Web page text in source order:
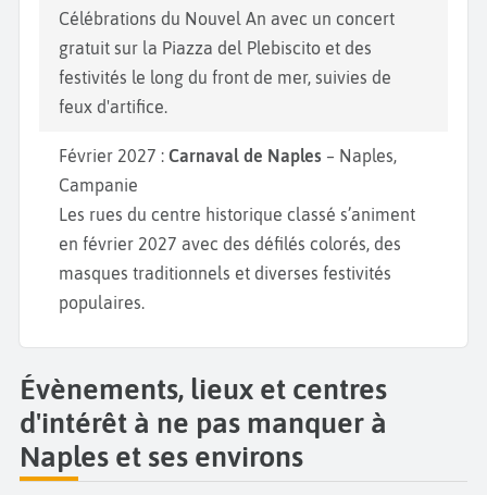
Célébrations du Nouvel An avec un concert
gratuit sur la Piazza del Plebiscito et des
festivités le long du front de mer, suivies de
feux d'artifice.
Février 2027 : Carnaval de Naples – Naples,
Campanie
Les rues du centre historique classé s’animent
en février 2027 avec des défilés colorés, des
masques traditionnels et diverses festivités
populaires.
Évènements, lieux et centres
d'intérêt à ne pas manquer à
Naples et ses environs